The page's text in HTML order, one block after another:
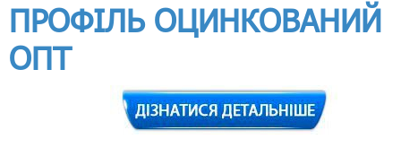
ПРОФІЛЬ ОЦИНКОВАНИЙ
ОПТ